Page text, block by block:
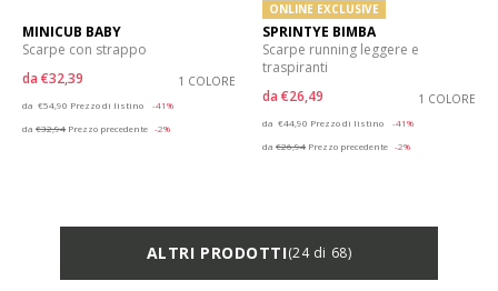
MINICUB BABY
Scarpe con strappo
da €32,39 1 COLORE
da €54,90 Prezzo di listino
-41%
da €32,94 Prezzo precedente -2%
ONLINE EXCLUSIVE
SPRINTYE BIMBA
Scarpe running leggere e
traspiranti
da €26,49 1 COLORE
da €44,90 Prezzo di listino
-41%
da €26,94 Prezzo precedente -2%
ALTRI PRODOTTI(24 di 68)